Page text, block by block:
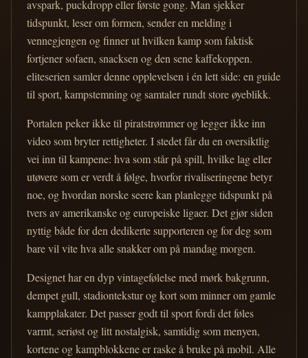
avspark, puckdropp eller første gong. Man sjekker
tidspunkt, leser om formen, sender en melding i
vennegjengen og finner ut hvilken kamp som faktisk
fortjener sofaen, snacksen og den sene kaffekoppen.
eliteserien samler denne opplevelsen i én lett side: en guide
til sport, kampstemning og samtaler rundt store øyeblikk.
Portalen peker ikke til piratstrømmer og legger ikke inn
video som bryter rettigheter. I stedet får du en oversiktlig
vei inn til kampene: hva som står på spill, hvilke lag eller
utøvere som er verdt å følge, hvorfor rivaliseringene betyr
noe, og hvordan norske seere kan planlegge tidspunkt på
tvers av amerikanske og europeiske ligaer. Det gjør siden
nyttig både for den dedikerte supporteren og for deg som
bare vil vite hva alle snakker om på mandag morgen.
Designet har en dyp vintagefølelse med mørk bakgrunn,
dempet gull, stadiontekstur og kort som minner om gamle
kampplakater. Det passer godt til sport fordi det føles
varmt, seriøst og litt nostalgisk, samtidig som menyen,
kortene og kampblokkene er raske å bruke på mobil. Alle